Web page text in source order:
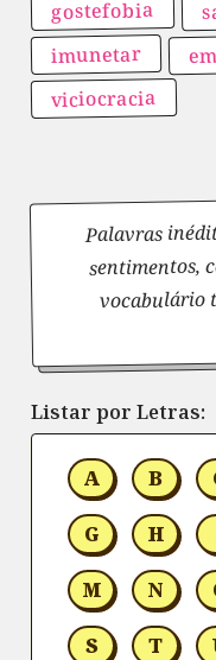
gostefobia
imunetar
viciocracia
Palavras
sentimentos,
vocabulário
Listar por Letras:
A B
G H
M N
S T